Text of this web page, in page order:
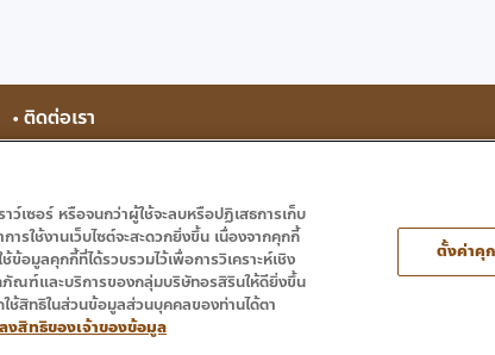
• ติดต่อเรา
Reserved.
เซอร์ หรือจนกว่าผู้ใช้จะลบหรือปฏิเสธการเก็บ
รใช้งานเว็บไซต์จะสะดวกยิ่งขึ้น เนื่องจากคุกกี้
อมูลคุกกี้ที่ได้รวบรวมไว้เพื่อการวิเคราะห์เชิง
ณฑ์และบริการของกลุ่มบริษัทอรสิรินให้ดียิ่งขึ้น
ช้สิทธิในส่วนข้อมูลส่วนบุคคลของท่านได้ตา
งสิทธิของเจ้าของข้อมูล
ตั้งค่าคุ